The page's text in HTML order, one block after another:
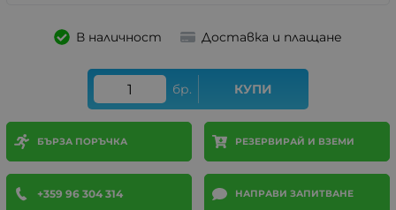
В наличност Доставка и плащане
бр. КУПИ
БЪРЗА ПОРЪЧКА РЕЗЕРВИРАЙ И ВЗЕМИ
+359 96 304 314 НАПРАВИ ЗАПИТВАНЕ